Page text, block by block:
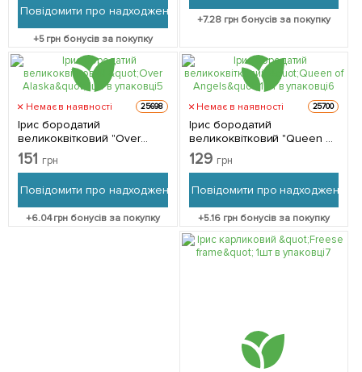
Повідомити про надходження
+5грн бонусів за покупку
+7.28 грн бонусів за покупку
Немає в наявності 25698
Ірис бородатий
великоквітковий "Over
Alaska" 1шт в упаковці
151 грн
Повідомити про надходження
+6.04грн бонусів за покупку
Немає в наявності 25700
Ірис бородатий
великоквітковий "Queen of
Angels" 1шт в упаковці
129 грн
Повідомити про надходження
+5.16 грн бонусів за покупку